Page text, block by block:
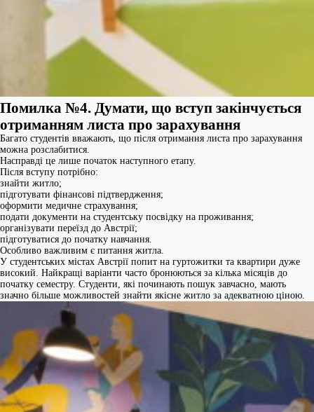
Помилка №4. Думати, що вступ закінчується
отриманням листа про зарахування
Багато студентів вважають, що після отримання листа про зарахування
можна розслабитися.
Насправді це лише початок наступного етапу.
Після вступу потрібно:
знайти житло;
підготувати фінансові підтвердження;
оформити медичне страхування;
подати документи на студентську посвідку на проживання;
організувати переїзд до Австрії;
підготуватися до початку навчання.
Особливо важливим є питання житла.
У студентських містах Австрії попит на гуртожитки та квартири дуже
високий. Найкращі варіанти часто бронюються за кілька місяців до
початку семестру. Студенти, які починають пошук завчасно, мають
значно більше можливостей знайти якісне житло за адекватною ціною.